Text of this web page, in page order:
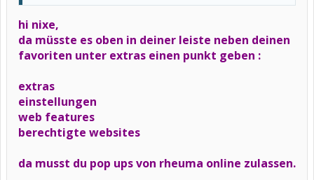
hi nixe,
da müsste es oben in deiner leiste neben deinen
favoriten unter extras einen punkt geben :
extras
einstellungen
web features
berechtigte websites
da musst du pop ups von rheuma online zulassen.